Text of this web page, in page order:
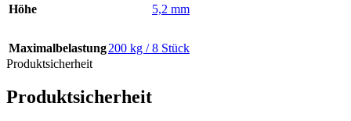
Höhe 5,2 mm
Maximalbelastung200 kg / 8 Stück
Produktsicherheit
Produktsicherheit